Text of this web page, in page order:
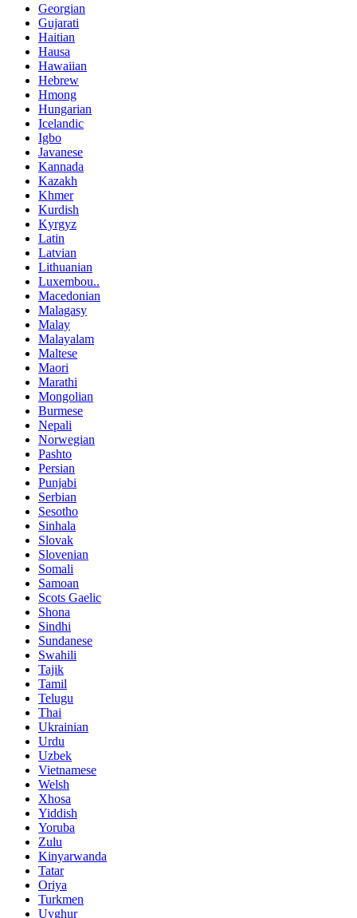
Georgian
Gujarati
Haitian
Hausa
Hawaiian
Hebrew
Hmong
Hungarian
Icelandic
Igbo
Javanese
Kannada
Kazakh
Khmer
Kurdish
Kyrgyz
Latin
Latvian
Lithuanian
Luxembou..
Macedonian
Malagasy
Malay
Malayalam
Maltese
Maori
Marathi
Mongolian
Burmese
Nepali
Norwegian
Pashto
Persian
Punjabi
Serbian
Sesotho
Sinhala
Slovak
Slovenian
Somali
Samoan
Scots Gaelic
Shona
Sindhi
Sundanese
Swahili
Tajik
Tamil
Telugu
Thai
Ukrainian
Urdu
Uzbek
Vietnamese
Welsh
Xhosa
Yiddish
Yoruba
Zulu
Kinyarwanda
Tatar
Oriya
Turkmen
Uyghur